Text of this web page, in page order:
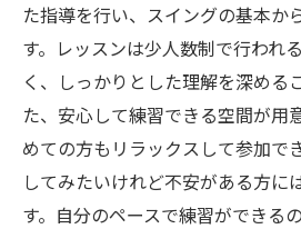
た指導を行い、スイングの基本か
す。レッスンは少人数制で行われ
く、しっかりとした理解を深める
た、安心して練習できる空間が用
めての方もリラックスして参加で
してみたいけれど不安がある方に
す。自分のペースで練習ができる